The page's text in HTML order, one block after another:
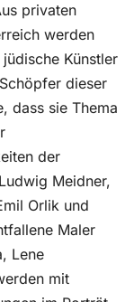
privaten
werden
Künstler
dieser
dass sie Thema
der
Meidner,
Orlik und
Maler
Lene
mit